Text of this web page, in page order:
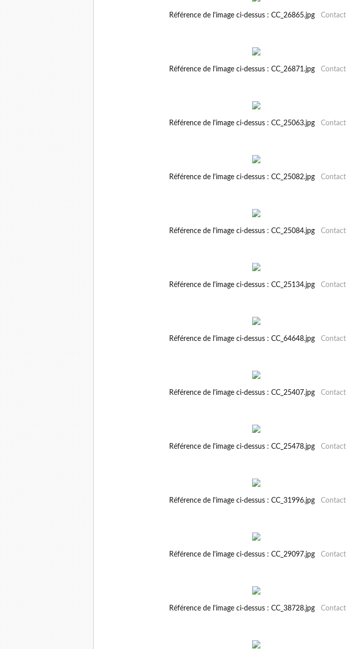
Référence de l'image ci-dessus : CC_26865.jpg Contact
Référence de l'image ci-dessus : CC_26871.jpg Contact
Référence de l'image ci-dessus : CC_25063.jpg Contact
Référence de l'image ci-dessus : CC_25082.jpg Contact
Référence de l'image ci-dessus : CC_25084.jpg Contact
Référence de l'image ci-dessus : CC_25134.jpg Contact
Référence de l'image ci-dessus : CC_64648.jpg Contact
Référence de l'image ci-dessus : CC_25407.jpg Contact
Référence de l'image ci-dessus : CC_25478.jpg Contact
Référence de l'image ci-dessus : CC_31996.jpg Contact
Référence de l'image ci-dessus : CC_29097.jpg Contact
Référence de l'image ci-dessus : CC_38728.jpg Contact